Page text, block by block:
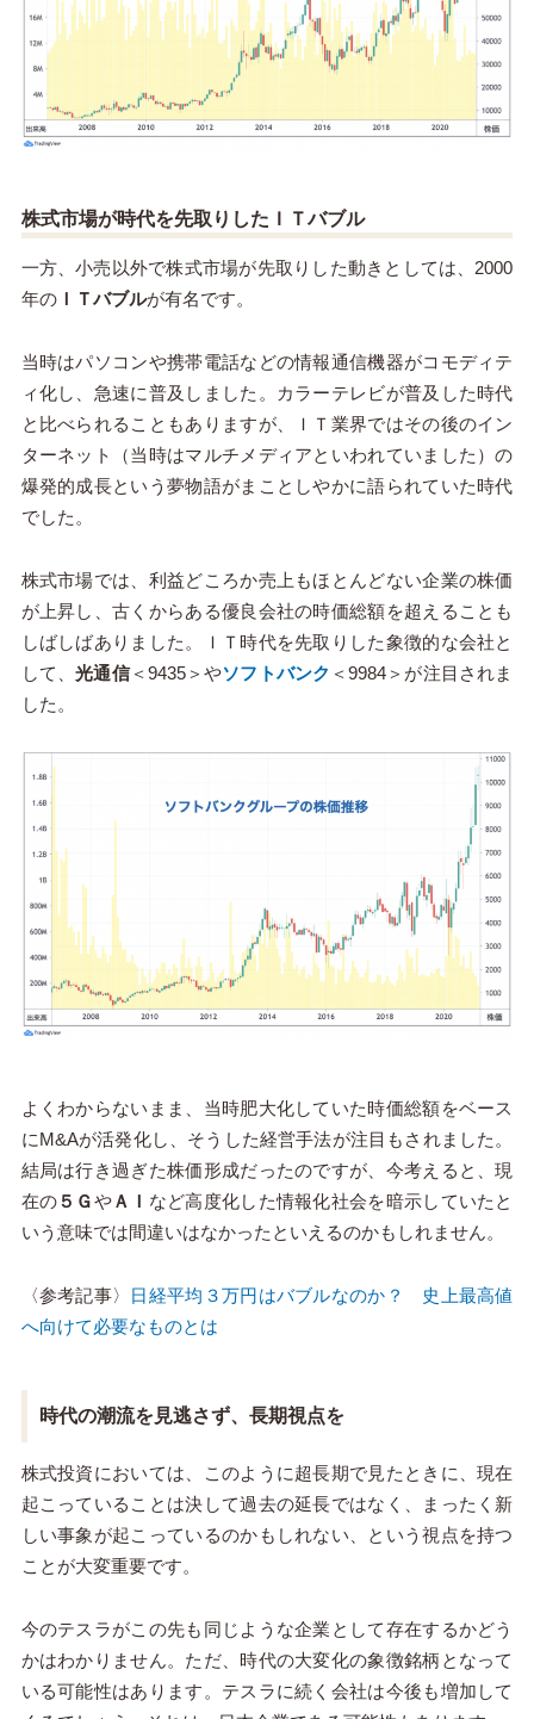
株式市場が時代を先取りしたＩＴバブル
一方、小売以外で株式市場が先取りした動きとしては、2000
年のＩＴバブルが有名です。
当時はパソコンや携帯電話などの情報通信機器がコモディテ
ィ化し、急速に普及しました。カラーテレビが普及した時代
と比べられることもありますが、ＩＴ業界ではその後のイン
ターネット（当時はマルチメディアといわれていました）の
爆発的成長という夢物語がまことしやかに語られていた時代
でした。
株式市場では、利益どころか売上もほとんどない企業の株価
が上昇し、古くからある優良会社の時価総額を超えることも
しばしばありました。ＩＴ時代を先取りした象徴的な会社と
して、光通信＜9435＞やソフトバンク ＜9984＞が注目されま
した。
よくわからないまま、当時肥大化していた時価総額をベース
にM&Aが活発化し、そうした経営手法が注目もされました。
結局は行き過ぎた株価形成だったのですが、今考えると、現
在の５ＧやＡＩ など高度化した情報化社会を暗示していたと
いう意味では間違いはなかったといえるのかもしれません。
〈参考記事〉 日経平均３万円はバブルなのか？ 史上最高値
へ向けて必要なものとは
時代の潮流を見逃さず、長期視点を
株式投資においては、このように超長期で見たときに、現在
起こっていることは決して過去の延長ではなく、まったく新
しい事象が起こっているのかもしれない、という視点を持つ
ことが大変重要です。
今のテスラがこの先も同じような企業として存在するかどう
かはわかりません。ただ、時代の大変化の象徴銘柄となって
いる可能性はあります。テスラに続く会社は今後も増加して